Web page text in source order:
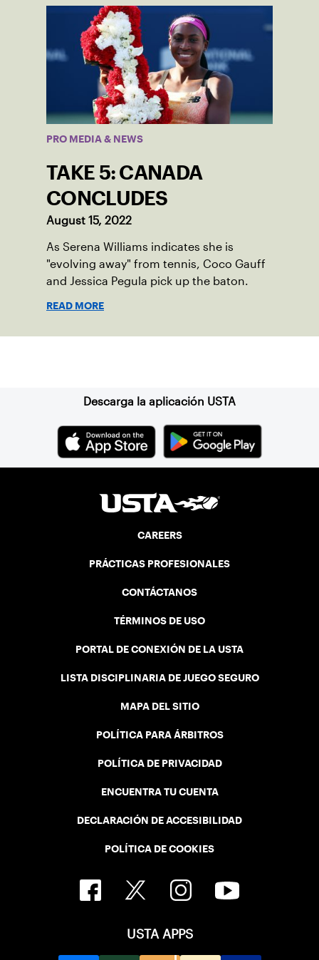
PRO MEDIA & NEWS
TAKE 5: CANADA
CONCLUDES
August 15, 2022
As Serena Williams indicates she is
"evolving away" from tennis, Coco Gauff
and Jessica Pegula pick up the baton.
READ MORE
Descarga la aplicación USTA
CAREERS
PRÁCTICAS PROFESIONALES
CONTÁCTANOS
TÉRMINOS DE USO
PORTAL DE CONEXIÓN DE LA USTA
LISTA DISCIPLINARIA DE JUEGO SEGURO
MAPA DEL SITIO
POLÍTICA PARA ÁRBITROS
POLÍTICA DE PRIVACIDAD
ENCUENTRA TU CUENTA
DECLARACIÓN DE ACCESIBILIDAD
POLÍTICA DE COOKIES
USTA APPS